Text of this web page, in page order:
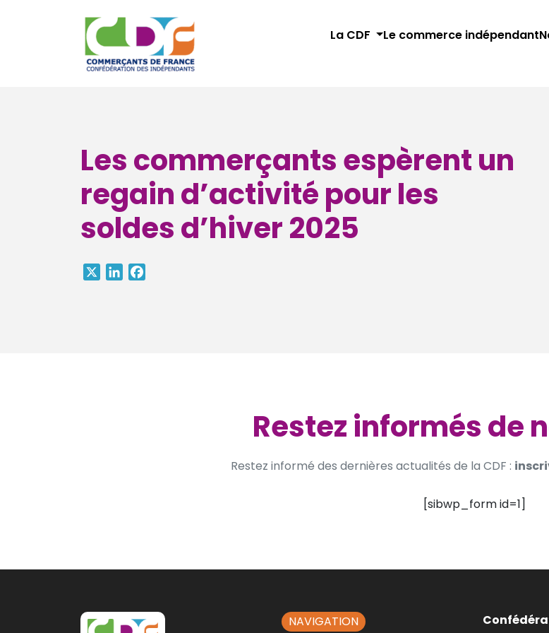
La CDF Le commerce indépendant
Les commerçants espèrent un
regain d’activité pour les
soldes d’hiver 2025
LinkedIn
Restez informés de
Restez informé des dernières actualités de la CDF :
[sibwp_form id=1]
NAVIGATION